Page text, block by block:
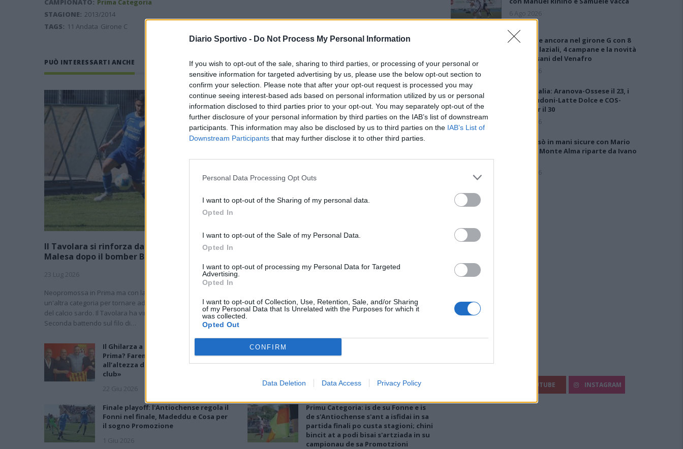
Diario Sportivo - Do Not Process My Personal Information
If you wish to opt-out of the sale, sharing to third parties, or processing of your personal or
sensitive information for targeted advertising by us, please use the below opt-out section to
confirm your selection. Please note that after your opt-out request is processed you may
continue seeing interest-based ads based on personal information utilized by us or personal
information disclosed to third parties prior to your opt-out. You may separately opt-out of the
further disclosure of your personal information by third parties on the IAB’s list of downstream
participants. This information may also be disclosed by us to third parties on the IAB’s List of
Downstream Participants that may further disclose it to other third parties.
Personal Data Processing Opt Outs
I want to opt-out of the Sharing of my personal data.
Opted In
I want to opt-out of the Sale of my Personal Data.
Opted In
I want to opt-out of processing my Personal Data for Targeted
Advertising.
Opted In
I want to opt-out of Collection, Use, Retention, Sale, and/or Sharing
of my Personal Data that Is Unrelated with the Purposes for which it
was collected.
Opted Out
CONFIRM
Data Deletion Data Access Privacy Policy
CAMPIONATO: Prima Categoria
STAGIONE: 2013/2014
TAGS: 11 Andata Girone C
PUÒ INTERESSARTI ANCHE
Il Tavolara si rinforza dall'Eccellenza: preso
Malesa dopo il bomber Balde
23 Lug 2026
Neopromossa in Prima ma con la voglia di scalare ancora
un'altra categoria per tornare ad essere una protagonista
del calcio sardo. Il Tavolara ha vinto il campionato di
Seconda battendo sul filo di…
campagna acquisti del Tertenia è senz'altro faraonica per la
categoria e l'ultimo colpo degli ogliastrini fa rumore perché a
Il Ghilarza a caccia del riscatto: «La
Prima? Faremo un campionato
all’altezza della storia del nostro
club»
22 Giu 2026
Busanca: «Ė il ritorno a una storia
d’amore rimasta solo in pausa»
2 Giu 2026
Finale playoff: l'Antiochense regola il
Fonni nel finale, Madeddu e Cosa per
il sogno Promozione
1 Giu 2026
Primu Categoria: is de su Fonne e is
de s'Antiochense s'ant a isfidai in sa
partida finali po custa stagioni; chini
bincit at a podi bisai s'artziada in su
campionau de sa Promotzioni
6 Ago 2026
Le 5 sarde ancora nel girone G con 8
squadre laziali, 4 campane e la novità
dei molisani del Venafro
6 Ago 2026
Coppa Italia: Aranova-Ossese il 23, i
derby Budoni-Latte Dolce e COS-
Monastir il 30
6 Ago 2026
Il Buddusò in mani sicure con Mario
Fadda, il Monte Alma riparte da Ivano
5 Ago 2026
Segui Diario Sportivo:
YOUTUBE INSTAGRAM